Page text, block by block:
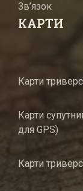
Зв’язок
КАРТИ
Карти
Карти
для GPS)
Карти